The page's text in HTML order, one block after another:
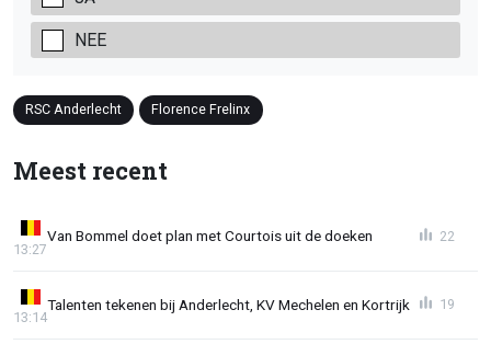
NEE
RSC Anderlecht Florence Frelinx
Meest recent
Van Bommel doet plan met Courtois uit de doeken
13:27
22
Talenten tekenen bij Anderlecht, KV Mechelen en Kortrijk
13:14
19